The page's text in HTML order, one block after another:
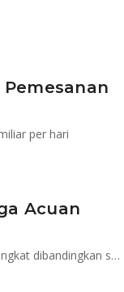
Pemesanan
per hari
Acuan
Spread yang diberikan pemerintah pada penerbitan SR seri SR013 meningkat dibandingkan seri sebelumnya